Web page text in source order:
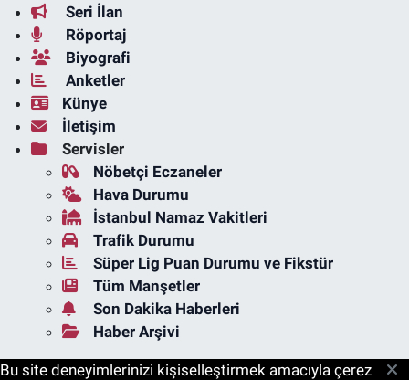
Seri İlan
Röportaj
Biyografi
Anketler
Künye
İletişim
Servisler
Nöbetçi Eczaneler
Hava Durumu
İstanbul Namaz Vakitleri
Trafik Durumu
Süper Lig Puan Durumu ve Fikstür
Tüm Manşetler
Son Dakika Haberleri
Haber Arşivi
Bu site deneyimlerinizi kişiselleştirmek amacıyla çerez